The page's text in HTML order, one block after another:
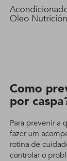
Oleo
Como
por
Para prevenir a
fazer um
rotina de
controlar o